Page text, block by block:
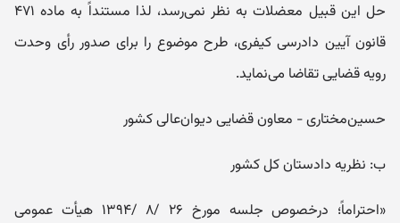
حل این قبیل معضلات به نظر نمی‌رسد، لذا مستنداً به ماده ۴۷۱
قانون آیین‌ دادرسی کیفری، طرح موضوع را برای صدور رأی وحدت‌
رویه قضایی تقاضا می‌نماید.
حسین‌مختاری - معاون قضایی دیوان‌عالی ‌کشور
ب: نظریه ‌دادستان کل کشور
«احتراماً؛ درخصوص جلسه مورخ ۲۶ /۸ /۱۳۹۴ هیأت عمومی